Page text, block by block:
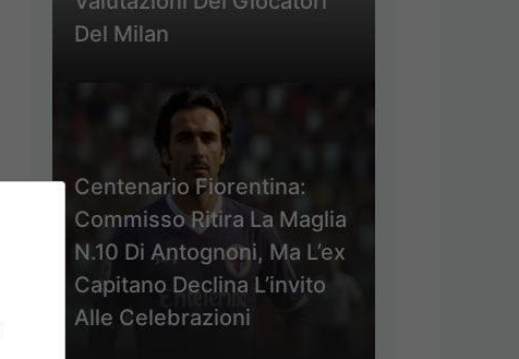
Del Milan
Centenario Fiorentina:
Commisso Ritira La Maglia
N.10 Di Antognoni, Ma L’ex
Capitano Declina L’invito
Alle Celebrazioni